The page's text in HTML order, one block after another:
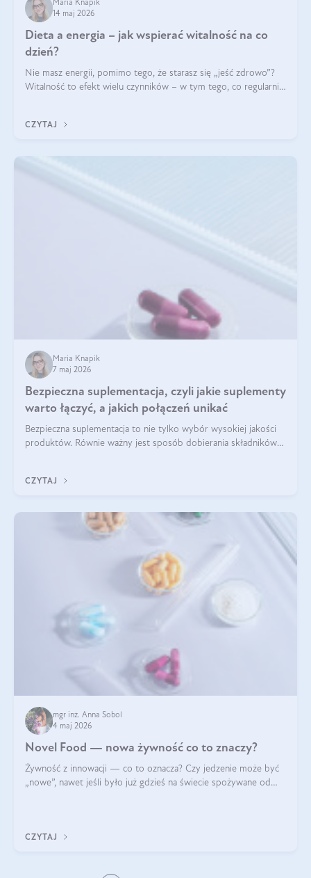
Maria Knapik
14 maj 2026
Dieta a energia – jak wspierać witalność na co
dzień?
Nie masz energii, pomimo tego, że starasz się „jeść zdrowo”?
Witalność to efekt wielu czynników – w tym tego, co regularnie
CZYTAJ
Maria Knapik
7 maj 2026
Bezpieczna suplementacja, czyli jakie suplementy
warto łączyć, a jakich połączeń unikać
Bezpieczna suplementacja to nie tylko wybór wysokiej jakości
produktów. Równie ważny jest sposób dobierania składników
CZYTAJ
mgr inż. Anna Sobol
4 maj 2026
Novel Food — nowa żywność co to znaczy?
Żywność z innowacji — co to oznacza? Czy jedzenie może być
„nowe”, nawet jeśli było już gdzieś na świecie spożywane od
CZYTAJ